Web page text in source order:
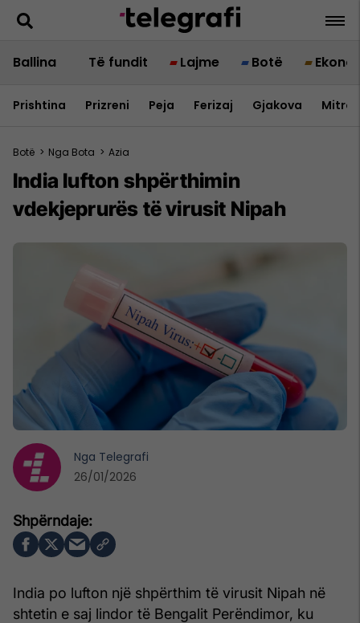
Ballina Të fundit Lajme Botë
Prishtina Prizreni Peja Ferizaj Gjakova
Botë > Nga Bota > Azia
India lufton shpërthimin
vdekjeprurës të virusit Nipah
India po lufton një shpërthim të virusit Nipah në
shtetin e saj lindor të Bengalit Perëndimor, ku
Nga Telegrafi
26/01/2026